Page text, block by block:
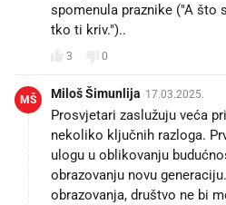
spomenula praznike ("A što
tko ti kriv.")..
3 0
MŠ Miloš Šimunlija 17.03.2025.
Prosvjetari zaslužuju veća
nekoliko ključnih razloga.
ulogu u oblikovanju
obrazovanju novu
obrazovanja, društvo ne bi